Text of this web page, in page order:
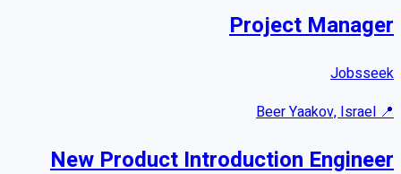
Project Manager
Jobsseek
📍
Beer Yaakov, Israel
New Product Introduction Engineer